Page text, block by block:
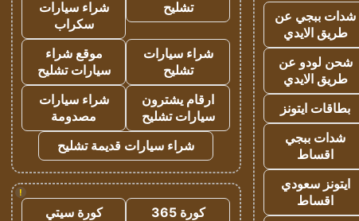
شدات ببجي عن
طريق الايدي
شحن لودو عن
طريق الايدي
بطاقات ايتونز
شدات ببجي
اقساط
ايتونز سعودي
اقساط
تشليح
شراء سيارات
سكراب
شراء سيارات
تشليح
موقع شراء
سيارات تشليح
ارقام يشترون
سيارات تشليح
شراء سيارات
مصدومة
شراء سيارات قديمة تشليح
!
كورة 365
كورة سيتي